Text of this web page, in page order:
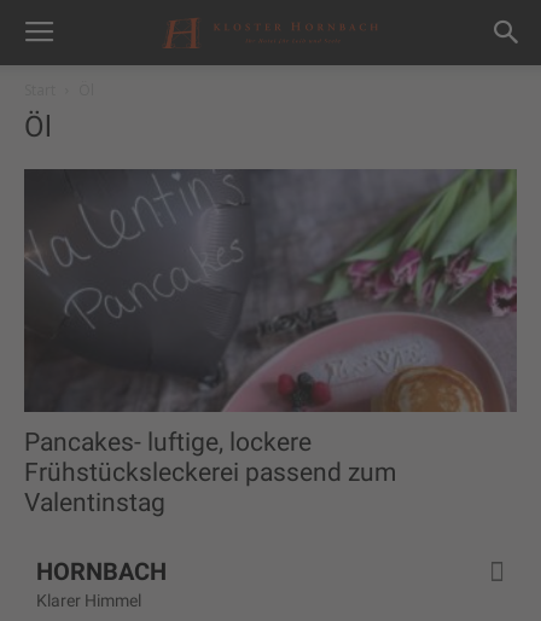
Öl
Pancakes- luftige, lockere
Frühstücksleckerei passend zum
Valentinstag
HORNBACH
Klarer Himmel